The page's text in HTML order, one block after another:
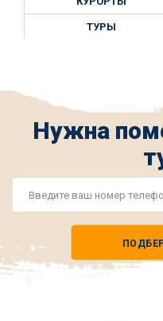
ТУРЫ
Нужна